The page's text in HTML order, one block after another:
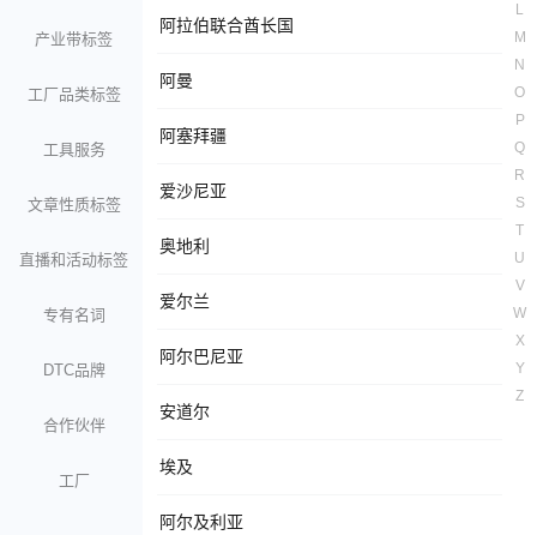
产业带标签
工厂品类标签
工具服务
文章性质标签
直播和活动标签
专有名词
DTC品牌
合作伙伴
工厂
阿拉伯联合酋长国
阿曼
阿塞拜疆
爱沙尼亚
奥地利
爱尔兰
阿尔巴尼亚
安道尔
埃及
阿尔及利亚
L
M
N
O
P
Q
R
S
T
U
V
W
X
Y
Z